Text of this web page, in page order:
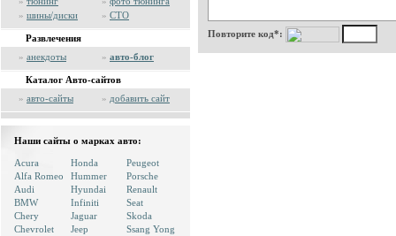
» шины/диски » СТО
Развлечения
» анекдоты » авто-блог
Каталог Авто-сайтов
» авто-сайты » добавить сайт
Наши сайты о марках авто:
Acura
Alfa Romeo
Audi
BMW
Chery
Chevrolet
Honda
Hummer
Hyundai
Infiniti
Jaguar
Jeep
Peugeot
Porsche
Renault
Seat
Skoda
Ssang Yong
Повторите код*: